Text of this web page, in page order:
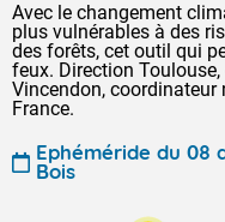
Avec le changement
plus vulnérables à des
des forêts, cet outil qui
feux. Direction
Vincendon,
France.
Ephéméride du 08
Bois